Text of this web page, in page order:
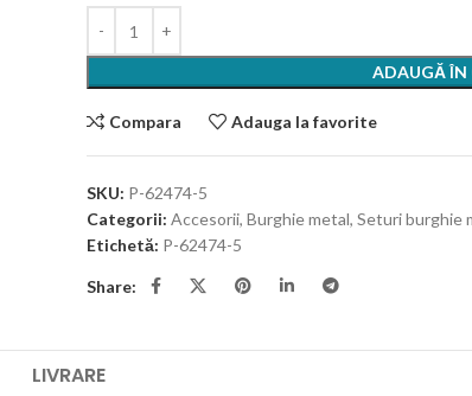
ADAUGĂ ÎN
Compara Adauga la favorite
SKU: P-62474-5
Categorii: Accesorii, Burghie metal, Seturi burghie
Etichetă: P-62474-5
Share:
LIVRARE